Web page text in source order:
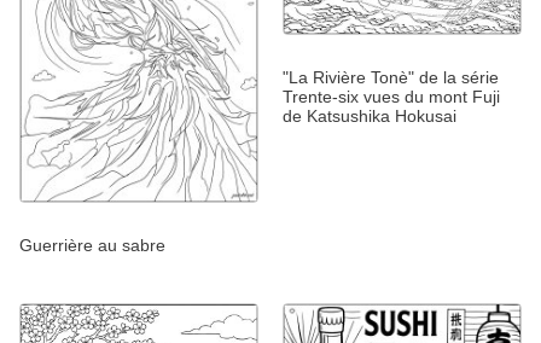
Guerrière au sabre
"La Rivière Tonè" de la série
Trente-six vues du mont Fuji
de Katsushika Hokusai